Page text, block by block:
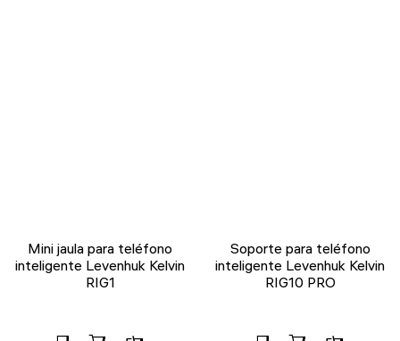
Mini jaula para teléfono
inteligente Levenhuk Kelvin
RIG1
Soporte para teléfono
inteligente Levenhuk Kelvin
RIG10 PRO